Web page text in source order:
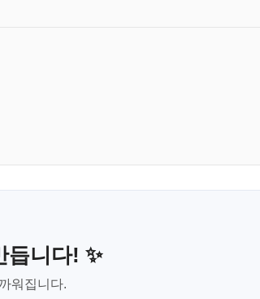
듭니다! ✨
워집니다.